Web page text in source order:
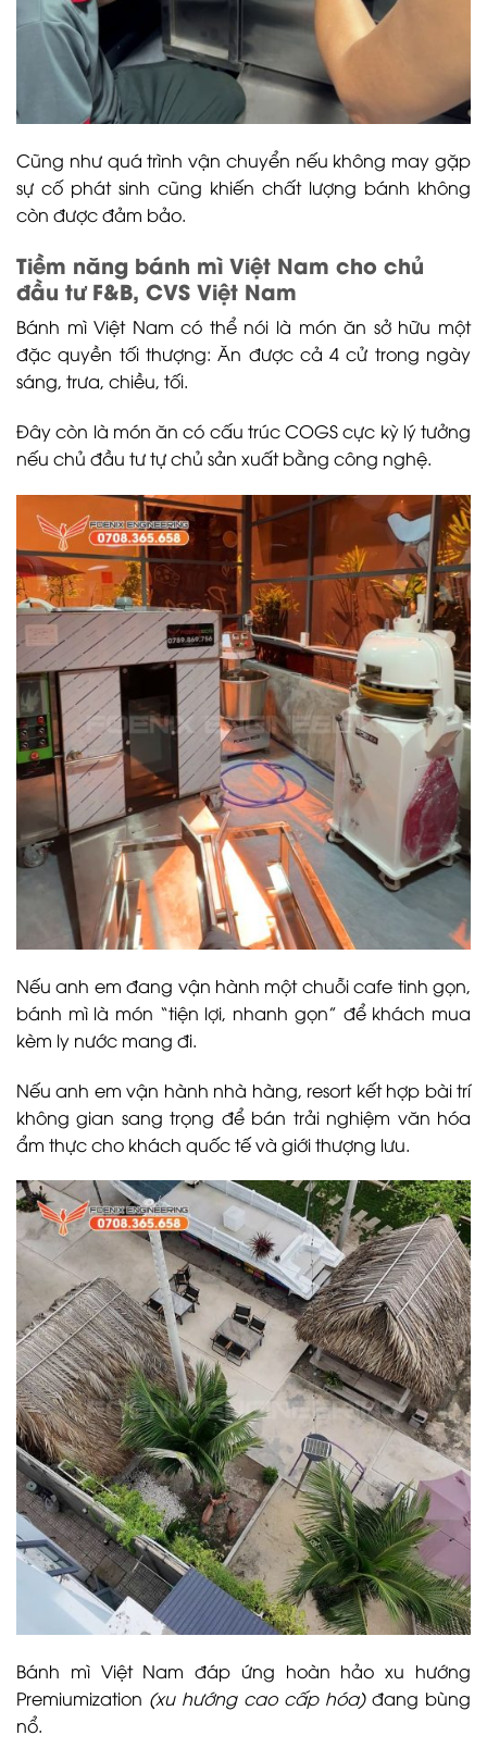
Cũng như quá trình vận chuyển nếu không may gặp
sự cố phát sinh cũng khiến chất lượng bánh không
còn được đảm bảo.
Tiềm năng bánh mì Việt Nam cho chủ
đầu tư F&B, CVS Việt Nam
Bánh mì Việt Nam có thể nói là món ăn sở hữu một
đặc quyền tối thượng: Ăn được cả 4 cử trong ngày
sáng, trưa, chiều, tối.
Đây còn là món ăn có cấu trúc COGS cực kỳ lý tưởng
nếu chủ đầu tư tự chủ sản xuất bằng công nghệ.
Nếu anh em đang vận hành một chuỗi cafe tinh gọn,
bánh mì là món “tiện lợi, nhanh gọn” để khách mua
kèm ly nước mang đi.
Nếu anh em vận hành nhà hàng, resort kết hợp bài trí
không gian sang trọng để bán trải nghiệm văn hóa
ẩm thực cho khách quốc tế và giới thượng lưu.
Bánh mì Việt Nam đáp ứng hoàn hảo xu hướng
Premiumization (xu hướng cao cấp hóa)đang bùng
nổ.